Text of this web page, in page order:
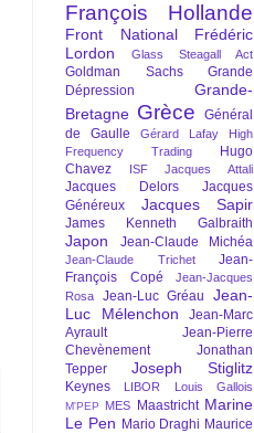
François Hollande
Front National
Frédéric
Lordon
Glass Steagall Act
Goldman Sachs
Grande
Dépression
Grande-
Bretagne Grèce
Général
de Gaulle
Gérard Lafay
High
Frequency Trading
Hugo
Chavez
ISF Jacques Attali
Jacques Delors
Jacques
Généreux
Jacques Sapir
James Kenneth Galbraith
Japon Jean-Claude Michéa
Jean-Claude Trichet
Jean-
François Copé
Jean-Jacques
Rosa
Jean-Luc Gréau
Jean-
Luc Mélenchon
Jean-Marc
Ayrault
Jean-Pierre
Chevènement
Jonathan
Tepper
Joseph Stiglitz
Keynes LIBOR Louis Gallois
M'PEP MES Maastricht Marine
Le Pen Mario Draghi Maurice